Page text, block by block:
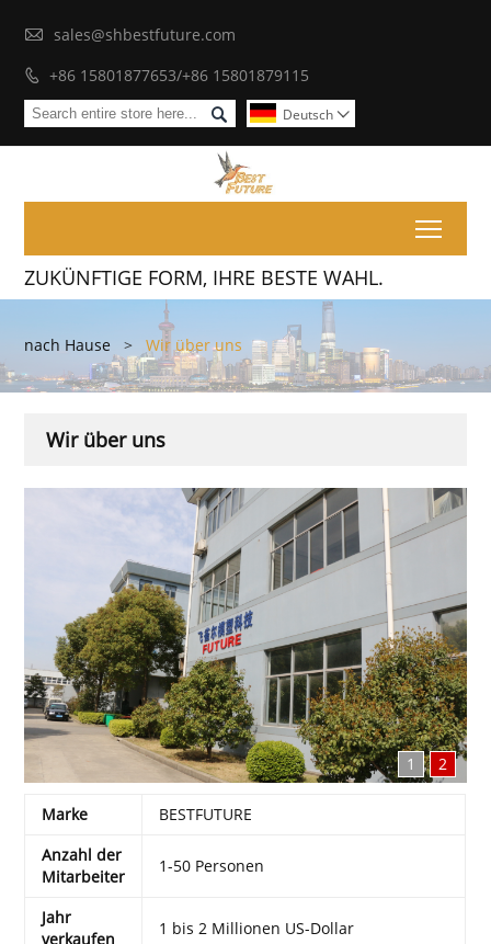
 sales@shbestfuture.com
 +86 15801877653/+86 15801879115
 Deutsch 
ZUKÜNFTIGE FORM, IHRE BESTE WAHL.
nach Hause > Wir über uns
Wir über uns
1 2
Marke
BESTFUTURE
Anzahl der
Mitarbeiter
1-50 Personen
Jahr
verkaufen
1 bis 2 Millionen US-Dollar